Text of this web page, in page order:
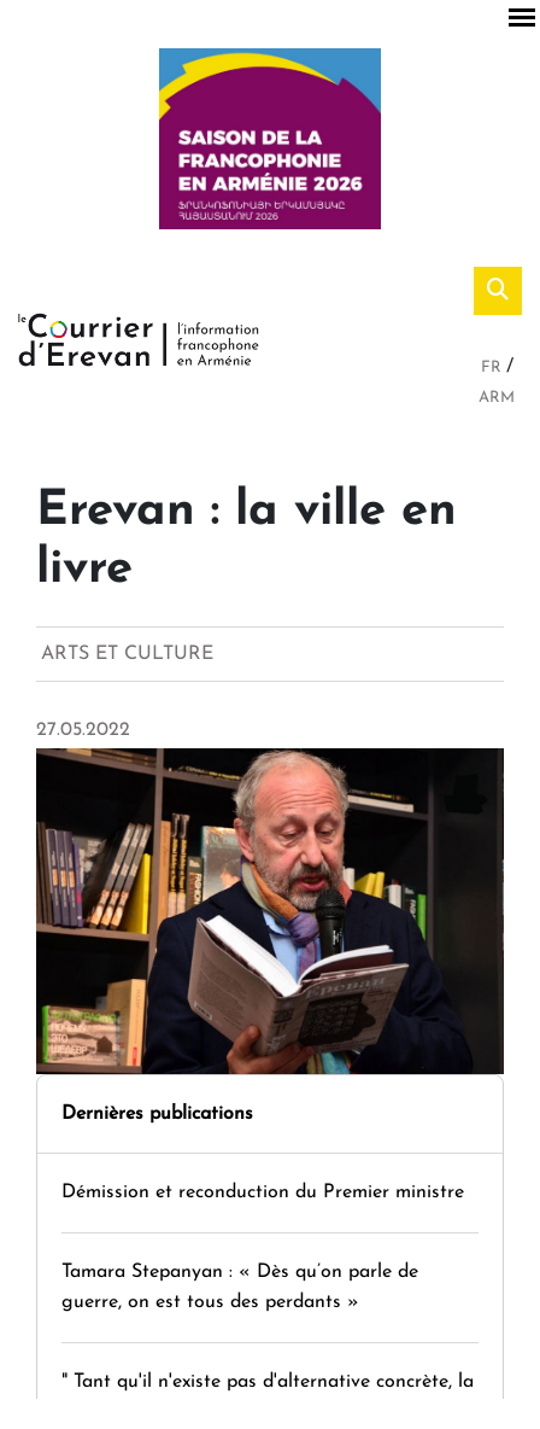
FR
ARM
Erevan : la ville en
livre
ARTS ET CULTURE
27.05.2022
Dernières publications
Démission et reconduction du Premier ministre
Tamara Stepanyan : « Dès qu’on parle de
guerre, on est tous des perdants »
" Tant qu'il n'existe pas d'alternative concrète, la